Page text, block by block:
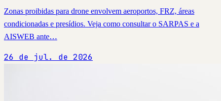
Zonas proibidas para drone envolvem aeroportos, FRZ, áreas
condicionadas e presídios. Veja como consultar o SARPAS e a
AISWEB ante…
26 de jul. de 2026